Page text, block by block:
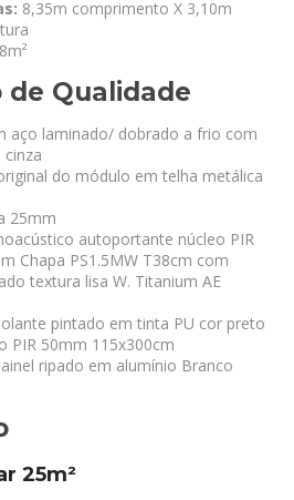
8,35m comprimento X 3,10m
Qualidade
aço laminado/ dobrado a frio com
do módulo em telha metálica
25mm
autoportante núcleo PIR
Chapa PS1.5MW T38cm com
textura lisa W. Titanium AE
pintado em tinta PU cor preto
PIR 50mm 115x300cm
ripado em alumínio Branco
25m²